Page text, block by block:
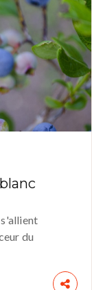
s'allient
du